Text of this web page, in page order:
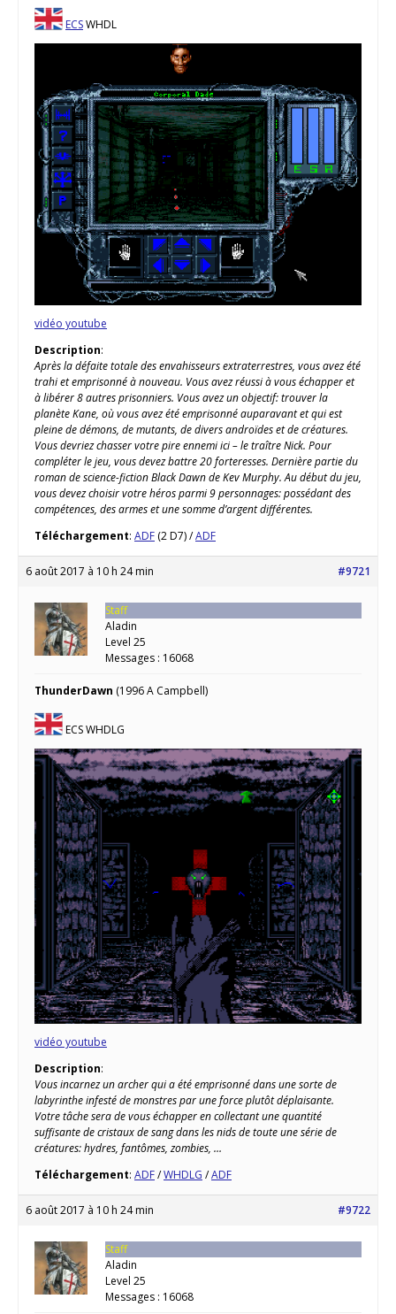
ECSWHDL
vidéo youtube
Description:
Après la défaite totale des envahisseurs extraterrestres, vous avez été
trahi et emprisonné à nouveau. Vous avez réussi à vous échapper et
à libérer 8 autres prisonniers. Vous avez un objectif: trouver la
planète Kane, où vous avez été emprisonné auparavant et qui est
pleine de démons, de mutants, de divers androïdes et de créatures.
Vous devriez chasser votre pire ennemi ici – le traître Nick. Pour
compléter le jeu, vous devez battre 20 forteresses. Dernière partie du
roman de science-fiction Black Dawn de Kev Murphy. Au début du jeu,
vous devez choisir votre héros parmi 9 personnages: possédant des
compétences, des armes et une somme d’argent différentes.
Téléchargement: ADF (2 D7) /ADF
6 août 2017 à 10 h 24 min #9721
Staff
Aladin
Level 25
Messages : 16068
ThunderDawn (1996 A Campbell)
ECS WHDLG
vidéo youtube
Description:
Vous incarnez un archer qui a été emprisonné dans une sorte de
labyrinthe infesté de monstres par une force plutôt déplaisante.
Votre tâche sera de vous échapper en collectant une quantité
suffisante de cristaux de sang dans les nids de toute une série de
créatures: hydres, fantômes, zombies, …
Téléchargement: ADF/WHDLG /ADF
6 août 2017 à 10 h 24 min #9722
Staff
Aladin
Level 25
Messages : 16068